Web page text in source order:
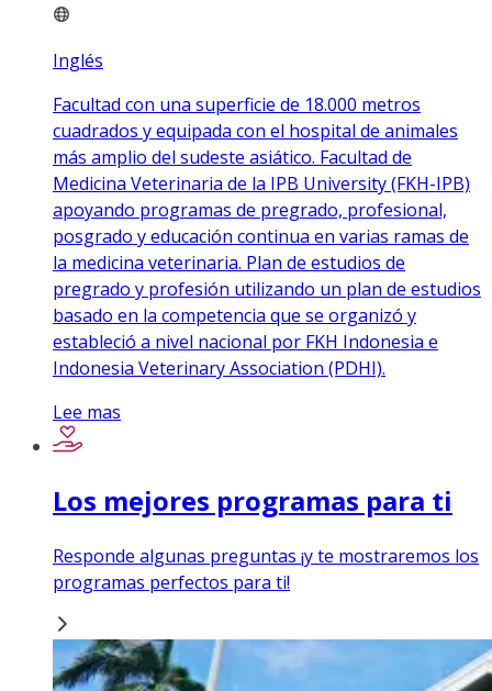
Inglés
Facultad con una superficie de 18.000 metros
cuadrados y equipada con el hospital de animales
más amplio del sudeste asiático. Facultad de
Medicina Veterinaria de la IPB University (FKH-IPB)
apoyando programas de pregrado, profesional,
posgrado y educación continua en varias ramas de
la medicina veterinaria. Plan de estudios de
pregrado y profesión utilizando un plan de estudios
basado en la competencia que se organizó y
estableció a nivel nacional por FKH Indonesia e
Indonesia Veterinary Association (PDHI).
Lee mas
Los mejores programas para ti
Responde algunas preguntas ¡y te mostraremos los
programas perfectos para ti!